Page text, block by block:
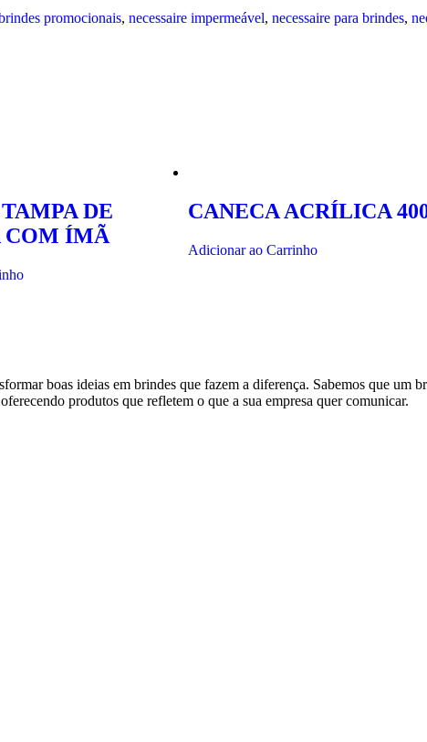
promocionais, necessaire impermeável, necessaire para brindes,
DE
COM ÍMÃ
CANECA ACRÍLICA
Adicionar ao Carrinho
boas ideias em brindes que fazem a diferença. Sabemos que um
produtos que refletem o que a sua empresa quer comunicar.